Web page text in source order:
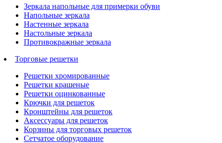
Зеркала напольные для примерки обуви
Напольные зеркала
Настенные зеркала
Настольные зеркала
Противокражные зеркала
Торговые решетки
Решетки хромированные
Решетки крашеные
Решетки оцинкованные
Крючки для решеток
Кронштейны для решеток
Аксессуары для решеток
Корзины для торговых решеток
Сетчатое оборудование